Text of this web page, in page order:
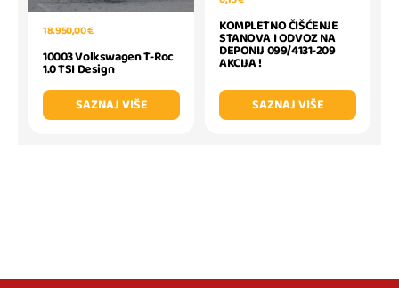
18.950,00 €
10003 Volkswagen T-Roc
1.0 TSI Design
SAZNAJ VIŠE
KOMPLETNO ČIŠĆENJE
STANOVA I ODVOZ NA
DEPONIJ 099/4131-209
AKCIJA !
SAZNAJ VIŠE